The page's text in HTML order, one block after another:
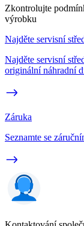
Zkontrolujte
výrobku
Najděte servisní
Najděte servisní
originální náhradní
Záruka
Seznamte se